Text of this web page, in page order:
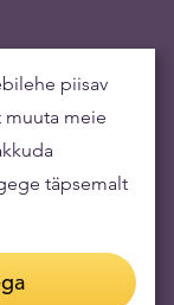
piisav
muuta meie
täpsemalt